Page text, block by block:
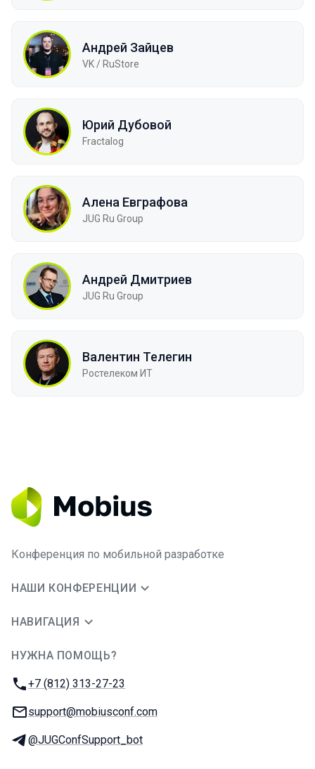
Андрей Зайцев
VK / RuStore
Юрий Дубовой
Fractalog
Алена Евграфова
JUG Ru Group
Андрей Дмитриев
JUG Ru Group
Валентин Телегин
Ростелеком ИТ
Конференция по мобильной разработке
НАШИ КОНФЕРЕНЦИИ
НАВИГАЦИЯ
НУЖНА ПОМОЩЬ?
Телефон:
+7 (812) 313-27-23
E-mail:
support@mobiusconf.com
Телеграм:
@JUGConfSupport_bot